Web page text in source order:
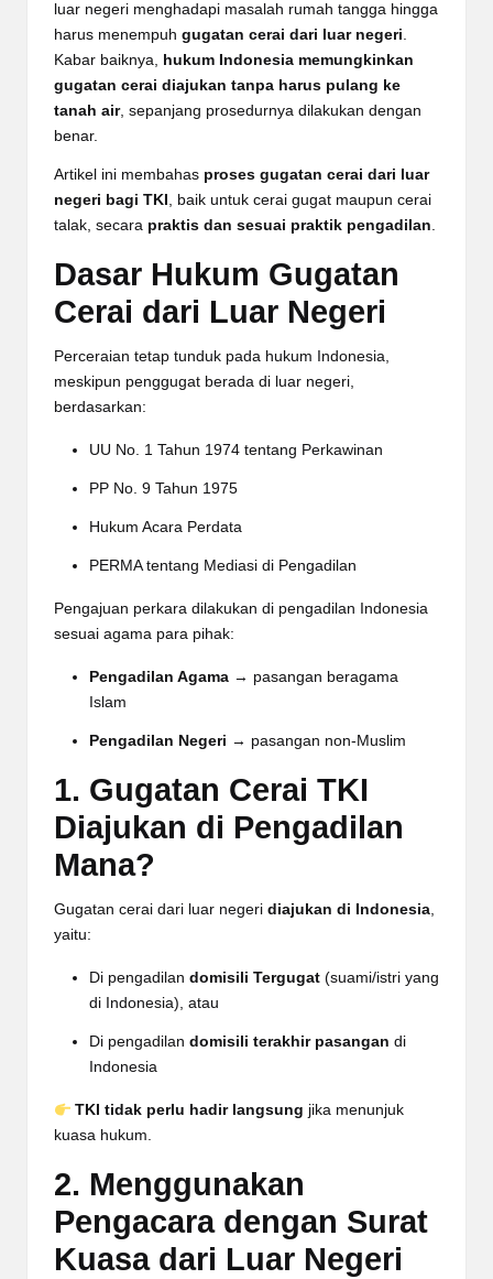
luar negeri menghadapi masalah rumah tangga hingga
harus menempuh gugatan cerai dari luar negeri.
Kabar baiknya, hukum Indonesia memungkinkan
gugatan cerai diajukan tanpa harus pulang ke
tanah air, sepanjang prosedurnya dilakukan dengan
benar.
Artikel ini membahas proses gugatan cerai dari luar
negeri bagi TKI , baik untuk cerai gugat maupun cerai
talak, secara praktis dan sesuai praktik pengadilan.
Dasar Hukum Gugatan
Cerai dari Luar Negeri
Perceraian tetap tunduk pada hukum Indonesia,
meskipun penggugat berada di luar negeri,
berdasarkan:
UU No. 1 Tahun 1974 tentang Perkawinan
PP No. 9 Tahun 1975
Hukum Acara Perdata
PERMA tentang Mediasi di Pengadilan
Pengajuan perkara dilakukan di pengadilan Indonesia
sesuai agama para pihak:
Pengadilan Agama → pasangan beragama
Islam
Pengadilan Negeri → pasangan non-Muslim
1. Gugatan Cerai TKI
Diajukan di Pengadilan
Mana?
Gugatan cerai dari luar negeri diajukan di Indonesia,
yaitu:
Di pengadilan domisili Tergugat (suami/istri yang
di Indonesia), atau
Di pengadilan domisili terakhir pasangan di
Indonesia
TKI tidak perlu hadir langsung jika menunjuk
kuasa hukum.
2. Menggunakan
Pengacara dengan Surat
Kuasa dari Luar Negeri